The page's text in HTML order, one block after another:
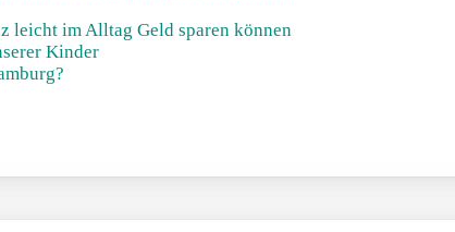
leicht im Alltag Geld sparen können
Kinder